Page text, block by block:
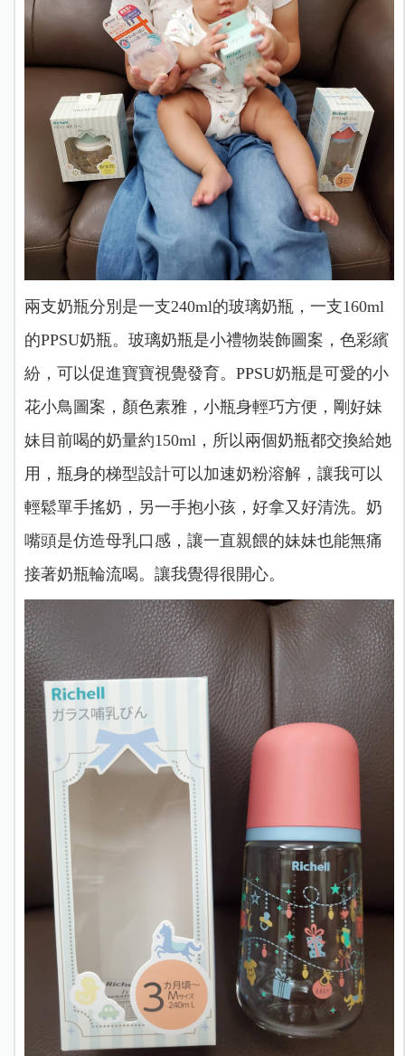
兩支奶瓶分別是一支240ml的玻璃奶瓶，一支160ml
的PPSU奶瓶。玻璃奶瓶是小禮物裝飾圖案，色彩繽
紛，可以促進寶寶視覺發育。PPSU奶瓶是可愛的小
花小鳥圖案，顏色素雅，小瓶身輕巧方便，剛好妹
妹目前喝的奶量約150ml，所以兩個奶瓶都交換給她
用，瓶身的梯型設計可以加速奶粉溶解，讓我可以
輕鬆單手搖奶，另一手抱小孩，好拿又好清洗。奶
嘴頭是仿造母乳口感，讓一直親餵的妹妹也能無痛
接著奶瓶輪流喝。讓我覺得很開心。